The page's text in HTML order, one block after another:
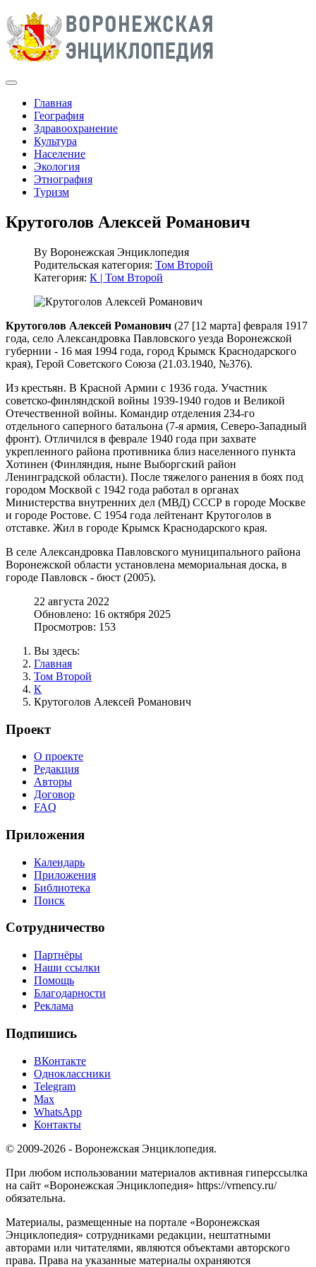
Главная
География
Здравоохранение
Культура
Население
Экология
Этнография
Туризм
Крутоголов Алексей Романович
By Воронежская Энциклопедия
Родительская категория: Том Второй
Категория: К | Том Второй
Крутоголов Алексей Романович (27 [12 марта] февраля 1917
года, село Александровка Павловского уезда Воронежской
губернии - 16 мая 1994 года, город Крымск Краснодарского
края), Герой Советского Союза (21.03.1940, №376).
Из крестьян. В Красной Армии с 1936 года. Участник
советско-финляндской войны 1939-1940 годов и Великой
Отечественной войны. Командир отделения 234-го
отдельного саперного батальона (7-я армия, Северо-Западный
фронт). Отличился в феврале 1940 года при захвате
укрепленного района противника близ населенного пункта
Хотинен (Финляндия, ныне Выборгский район
Ленинградской области). После тяжелого ранения в боях под
городом Москвой с 1942 года работал в органах
Министерства внутренних дел (МВД) СССР в городе Москве
и городе Ростове. С 1954 года лейтенант Крутоголов в
отставке. Жил в городе Крымск Краснодарского края.
В селе Александровка Павловского муниципального района
Воронежской области установлена мемориальная доска, в
городе Павловск - бюст (2005).
22 августа 2022
Обновлено: 16 октября 2025
Просмотров: 153
Вы здесь:
Главная
Том Второй
К
Крутоголов Алексей Романович
Проект
О проекте
Редакция
Авторы
Договор
FAQ
Приложения
Календарь
Приложения
Библиотека
Поиск
Сотрудничество
Партнёры
Наши ссылки
Помощь
Благодарности
Реклама
Подпишись
ВКонтакте
Одноклассники
Telegram
Max
WhatsApp
Контакты
© 2009-2026 - Воронежская Энциклопедия.
При любом использовании материалов активная гиперссылка
на сайт «Воронежская Энциклопедия» https://vrnency.ru/
обязательна.
Материалы, размещенные на портале «Воронежская
Энциклопедия» сотрудниками редакции, нештатными
авторами или читателями, являются объектами авторского
права. Права на указанные материалы охраняются